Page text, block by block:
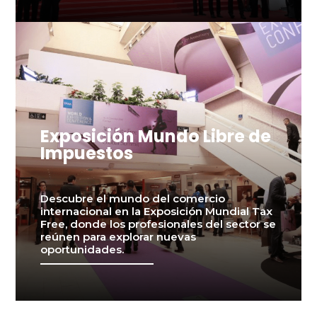
Exposición Mundo Libre de
Impuestos
Descubre el mundo del comercio
internacional en la Exposición Mundial Tax
Free, donde los profesionales del sector se
reúnen para explorar nuevas
oportunidades.